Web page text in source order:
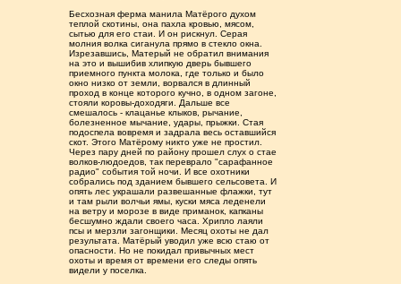
Бесхозная ферма манила Матёрого духом
теплой скотины, она пахла кровью, мясом,
сытью для его стаи. И он рискнул. Серая
молния волка сиганула прямо в стекло окна.
Изрезавшись, Матерый не обратил внимания
на это и вышибив хлипкую дверь бывшего
приемного пункта молока, где только и было
окно низко от земли, ворвался в длинный
проход в конце которого кучно, в одном загоне,
стояли коровы-доходяги. Дальше все
смешалось - клацанье клыков, рычание,
болезненное мычание, удары, прыжки. Стая
подоспела вовремя и задрала весь оставшийся
скот. Этого Матёрому никто уже не простил.
Через пару дней по району прошел слух о стае
волков-людоедов, так переврало "сарафанное
радио" события той ночи. И все охотники
собрались под зданием бывшего сельсовета. И
опять лес украшали развешанные флажки, тут
и там рыли волчьи ямы, куски мяса леденели
на ветру и морозе в виде приманок, капканы
бесшумно ждали своего часа. Хрипло лаяли
псы и мерзли загонщики. Месяц охоты не дал
результата. Матёрый уводил уже всю стаю от
опасности. Но не покидал привычных мест
охоты и время от времени его следы опять
видели у поселка.